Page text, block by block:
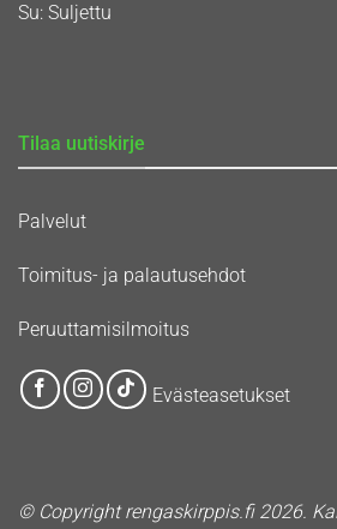
Su: Suljettu
Tilaa uutiskirje
Palvelut
Toimitus- ja palautusehdot
Peruuttamisilmoitus
Evästeasetukset
© Copyright rengaskirppis.fi 2026.